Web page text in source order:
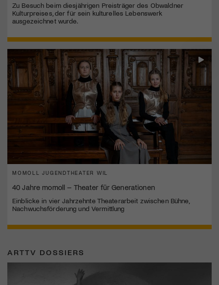
Zu Besuch beim diesjährigen Preisträger des Obwaldner
Kulturpreises, der für sein kulturelles Lebenswerk
ausgezeichnet wurde.
MOMOLL JUGENDTHEATER WIL
40 Jahre momoll – Theater für Generationen
Einblicke in vier Jahrzehnte Theaterarbeit zwischen Bühne,
Nachwuchsförderung und Vermittlung
ARTTV DOSSIERS